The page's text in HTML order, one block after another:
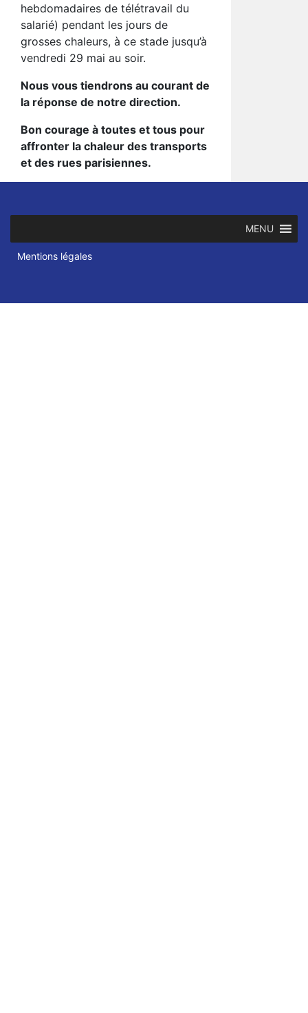
hebdomadaires de télétravail du
salarié) pendant les jours de
grosses chaleurs, à ce stade jusqu’à
vendredi 29 mai au soir.
Nous vous tiendrons au courant de
la réponse de notre direction.
Bon courage à toutes et tous pour
affronter la chaleur des transports
et des rues parisiennes.
MENU
Mentions légales